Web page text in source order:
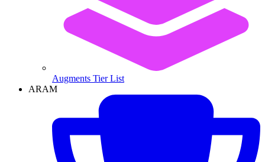
Augments Tier List
ARAM